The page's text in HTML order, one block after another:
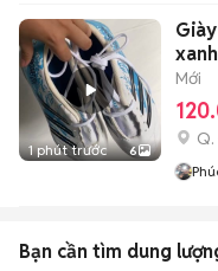
1 phút trước 6
Mới
Q.
Bạn cần tìm dung